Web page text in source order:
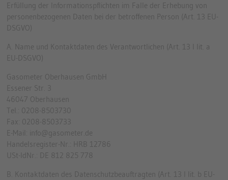
Erfüllung der Informationspflichten im Falle der Erhebung von
personenbezogenen Daten bei der betroffenen Person (Art. 13 EU-
DSGVO)
A. Name und Kontaktdaten des Verantwortlichen (Art. 13 I lit. a
EU-DSGVO)
Gasometer Oberhausen GmbH
Essener Str. 3
46047 Oberhausen
Tel.: 0208-8503730
Fax: 0208-8503733
E-Mail: info@gasometer.de
Handelsregister-Nr.: HRB 12786
USt-IdNr.: DE 812 825 778
B. Kontaktdaten des Datenschutzbeauftragten (Art. 13 I lit. b EU-